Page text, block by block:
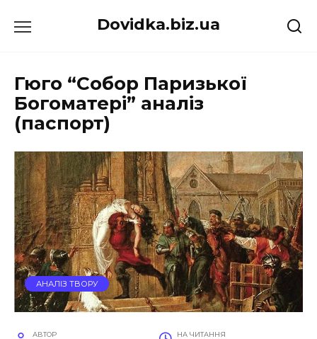
до
Dovidka.biz.ua
Гюго “Собор Паризької
Богоматері” аналіз
(паспорт)
АНАЛІЗ ТВОРУ
АВТОР НА ЧИТАННЯ